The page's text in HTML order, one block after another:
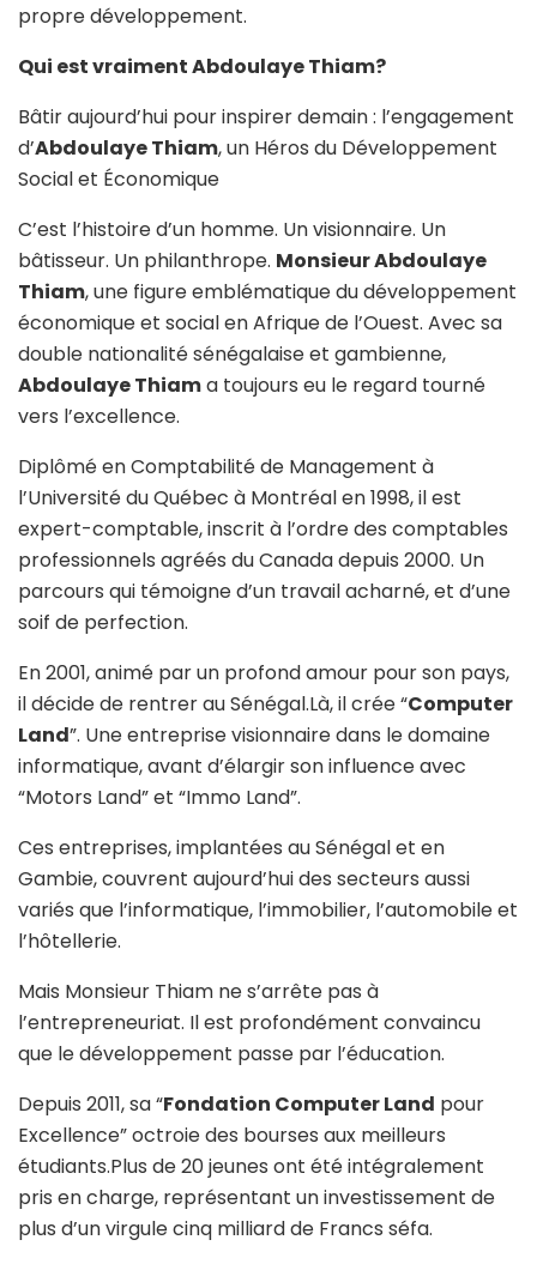
propre développement.
Qui est vraiment Abdoulaye Thiam?
Bâtir aujourd’hui pour inspirer demain : l’engagement
d’Abdoulaye Thiam, un Héros du Développement
Social et Économique
C’est l’histoire d’un homme. Un visionnaire. Un
bâtisseur. Un philanthrope. Monsieur Abdoulaye
Thiam, une figure emblématique du développement
économique et social en Afrique de l’Ouest. Avec sa
double nationalité sénégalaise et gambienne,
Abdoulaye Thiama toujours eu le regard tourné
vers l’excellence.
Diplômé en Comptabilité de Management à
l’Université du Québec à Montréal en 1998, il est
expert-comptable, inscrit à l’ordre des comptables
professionnels agréés du Canada depuis 2000. Un
parcours qui témoigne d’un travail acharné, et d’une
soif de perfection.
En 2001, animé par un profond amour pour son pays,
il décide de rentrer au Sénégal.Là, il crée “Computer
Land”. Une entreprise visionnaire dans le domaine
informatique, avant d’élargir son influence avec
“Motors Land” et “Immo Land”.
Ces entreprises, implantées au Sénégal et en
Gambie, couvrent aujourd’hui des secteurs aussi
variés que l’informatique, l’immobilier, l’automobile et
l’hôtellerie.
Mais Monsieur Thiam ne s’arrête pas à
l’entrepreneuriat. Il est profondément convaincu
que le développement passe par l’éducation.
Depuis 2011, sa “Fondation Computer Land pour
Excellence” octroie des bourses aux meilleurs
étudiants.Plus de 20 jeunes ont été intégralement
pris en charge, représentant un investissement de
plus d’un virgule cinq milliard de Francs séfa.